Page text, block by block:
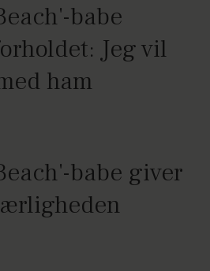
babe
Jeg vil
ham
babe giver